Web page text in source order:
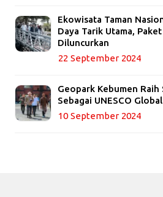
Ekowisata Taman
Daya Tarik Utama,
Diluncurkan
22 September 2024
Geopark Kebumen
Sebagai UNESCO
10 September 2024